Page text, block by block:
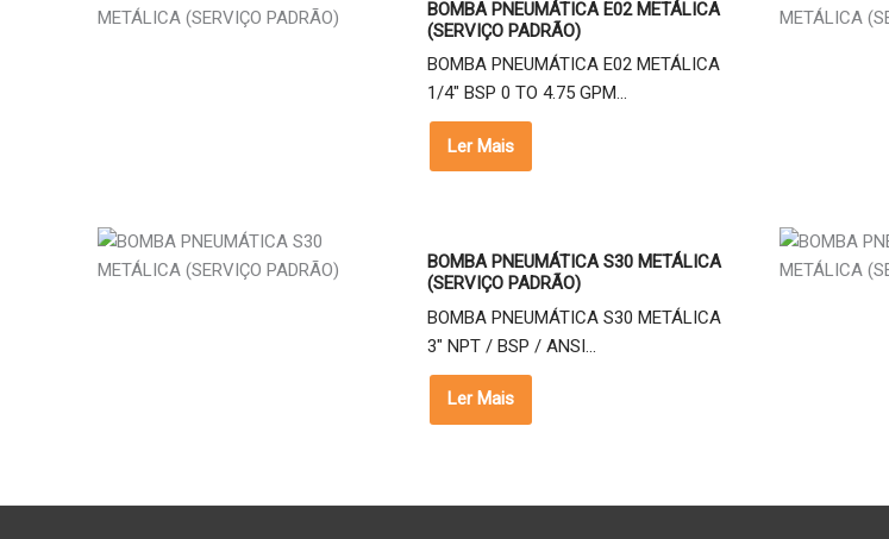
BOMBA PNEUMÁTICA E02 METÁLICA
(SERVIÇO PADRÃO)
BOMBA PNEUMÁTICA E02 METÁLICA
1/4" BSP 0 TO 4.75 GPM...
Ler Mais
BOMBA PNEUMÁTICA S30 METÁLICA
(SERVIÇO PADRÃO)
BOMBA PNEUMÁTICA S30 METÁLICA
3" NPT / BSP / ANSI...
Ler Mais